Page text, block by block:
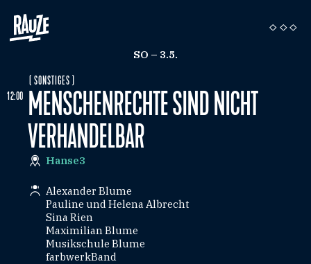
SO – 3.5.
12:00
( SONSTIGES )
MENSCHENRECHTE SIND NICHT
VERHANDELBAR
Hanse3
Alexander Blume
Pauline und Helena Albrecht
Sina Rien
Maximilian Blume
Musikschule Blume
farbwerkBand